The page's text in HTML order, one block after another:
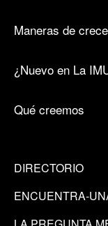
Maneras de
¿Nuevo en La
Qué creemos
DIRECTORIO
ENCUENTRA-